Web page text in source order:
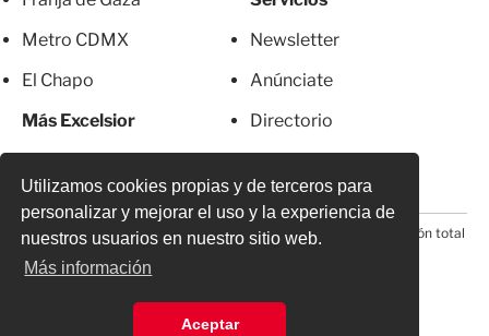
Utilizamos cookies propias y de terceros para
personalizar y mejorar el uso y la experiencia de
nuestros usuarios en nuestro sitio web.
Más información
Aceptar
Metro CDMX
El Chapo
Más Excelsior
Newsletter
Anúnciate
Directorio
© 2026 Todos los derechos reservados. Prohibida la reproducción total
o parcial, incluyendo cualquier medio electrónico*